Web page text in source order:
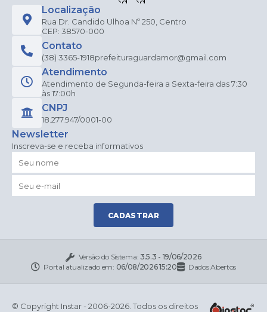
Localização
Rua Dr. Candido Ulhoa Nº 250, Centro
CEP: 38570-000
Contato
(38) 3365-1918prefeituraguardamor@gmail.com
Atendimento
Atendimento de Segunda-feira a Sexta-feira das 7:30
às 17:00h
CNPJ
18.277.947/0001-00
Newsletter
Inscreva-se e receba informativos
CADASTRAR
Versão do Sistema: 3.5.3 - 19/06/2026
Portal atualizado em: 06/08/2026 15:20 Dados Abertos
© Copyright Instar - 2006-2026. Todos os direitos